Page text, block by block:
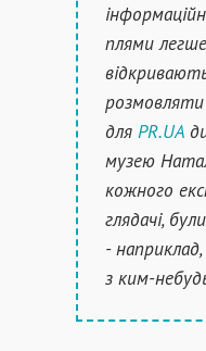
плями
для PR.UA
музею
кожного
глядачі,
-
з ким-